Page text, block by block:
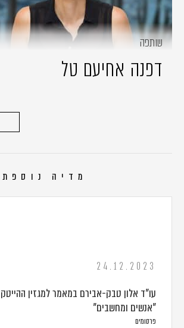
שותפה
דפנה אחיעם טל
מדיה נוספת
24.12.2023
עו"ד אלון טבק-אבירם במאמר למגזין ההייטק
"אנשים ומחשבים"
פרסומים